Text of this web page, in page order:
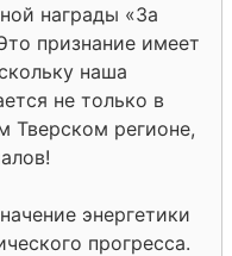
награды «За
признание имеет
наша
не только в
Тверском регионе,
энергетики
прогресса.